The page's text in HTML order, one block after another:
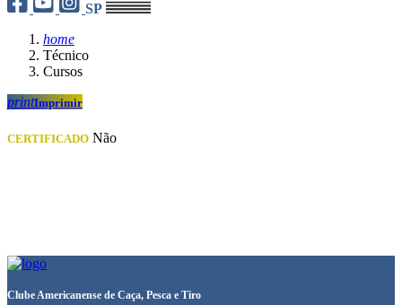
SP
home
Técnico
Cursos
printImprimir
CERTIFICADO Não
Clube Americanense de Caça, Pesca e Tiro